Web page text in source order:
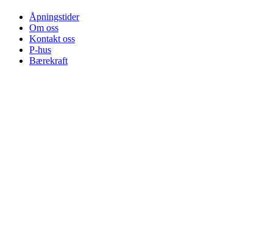
Åpningstider
Om oss
Kontakt oss
P-hus
Bærekraft